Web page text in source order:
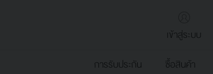
เข้าสู่ระบบ
การรับประกัน ซื้อสินค้า